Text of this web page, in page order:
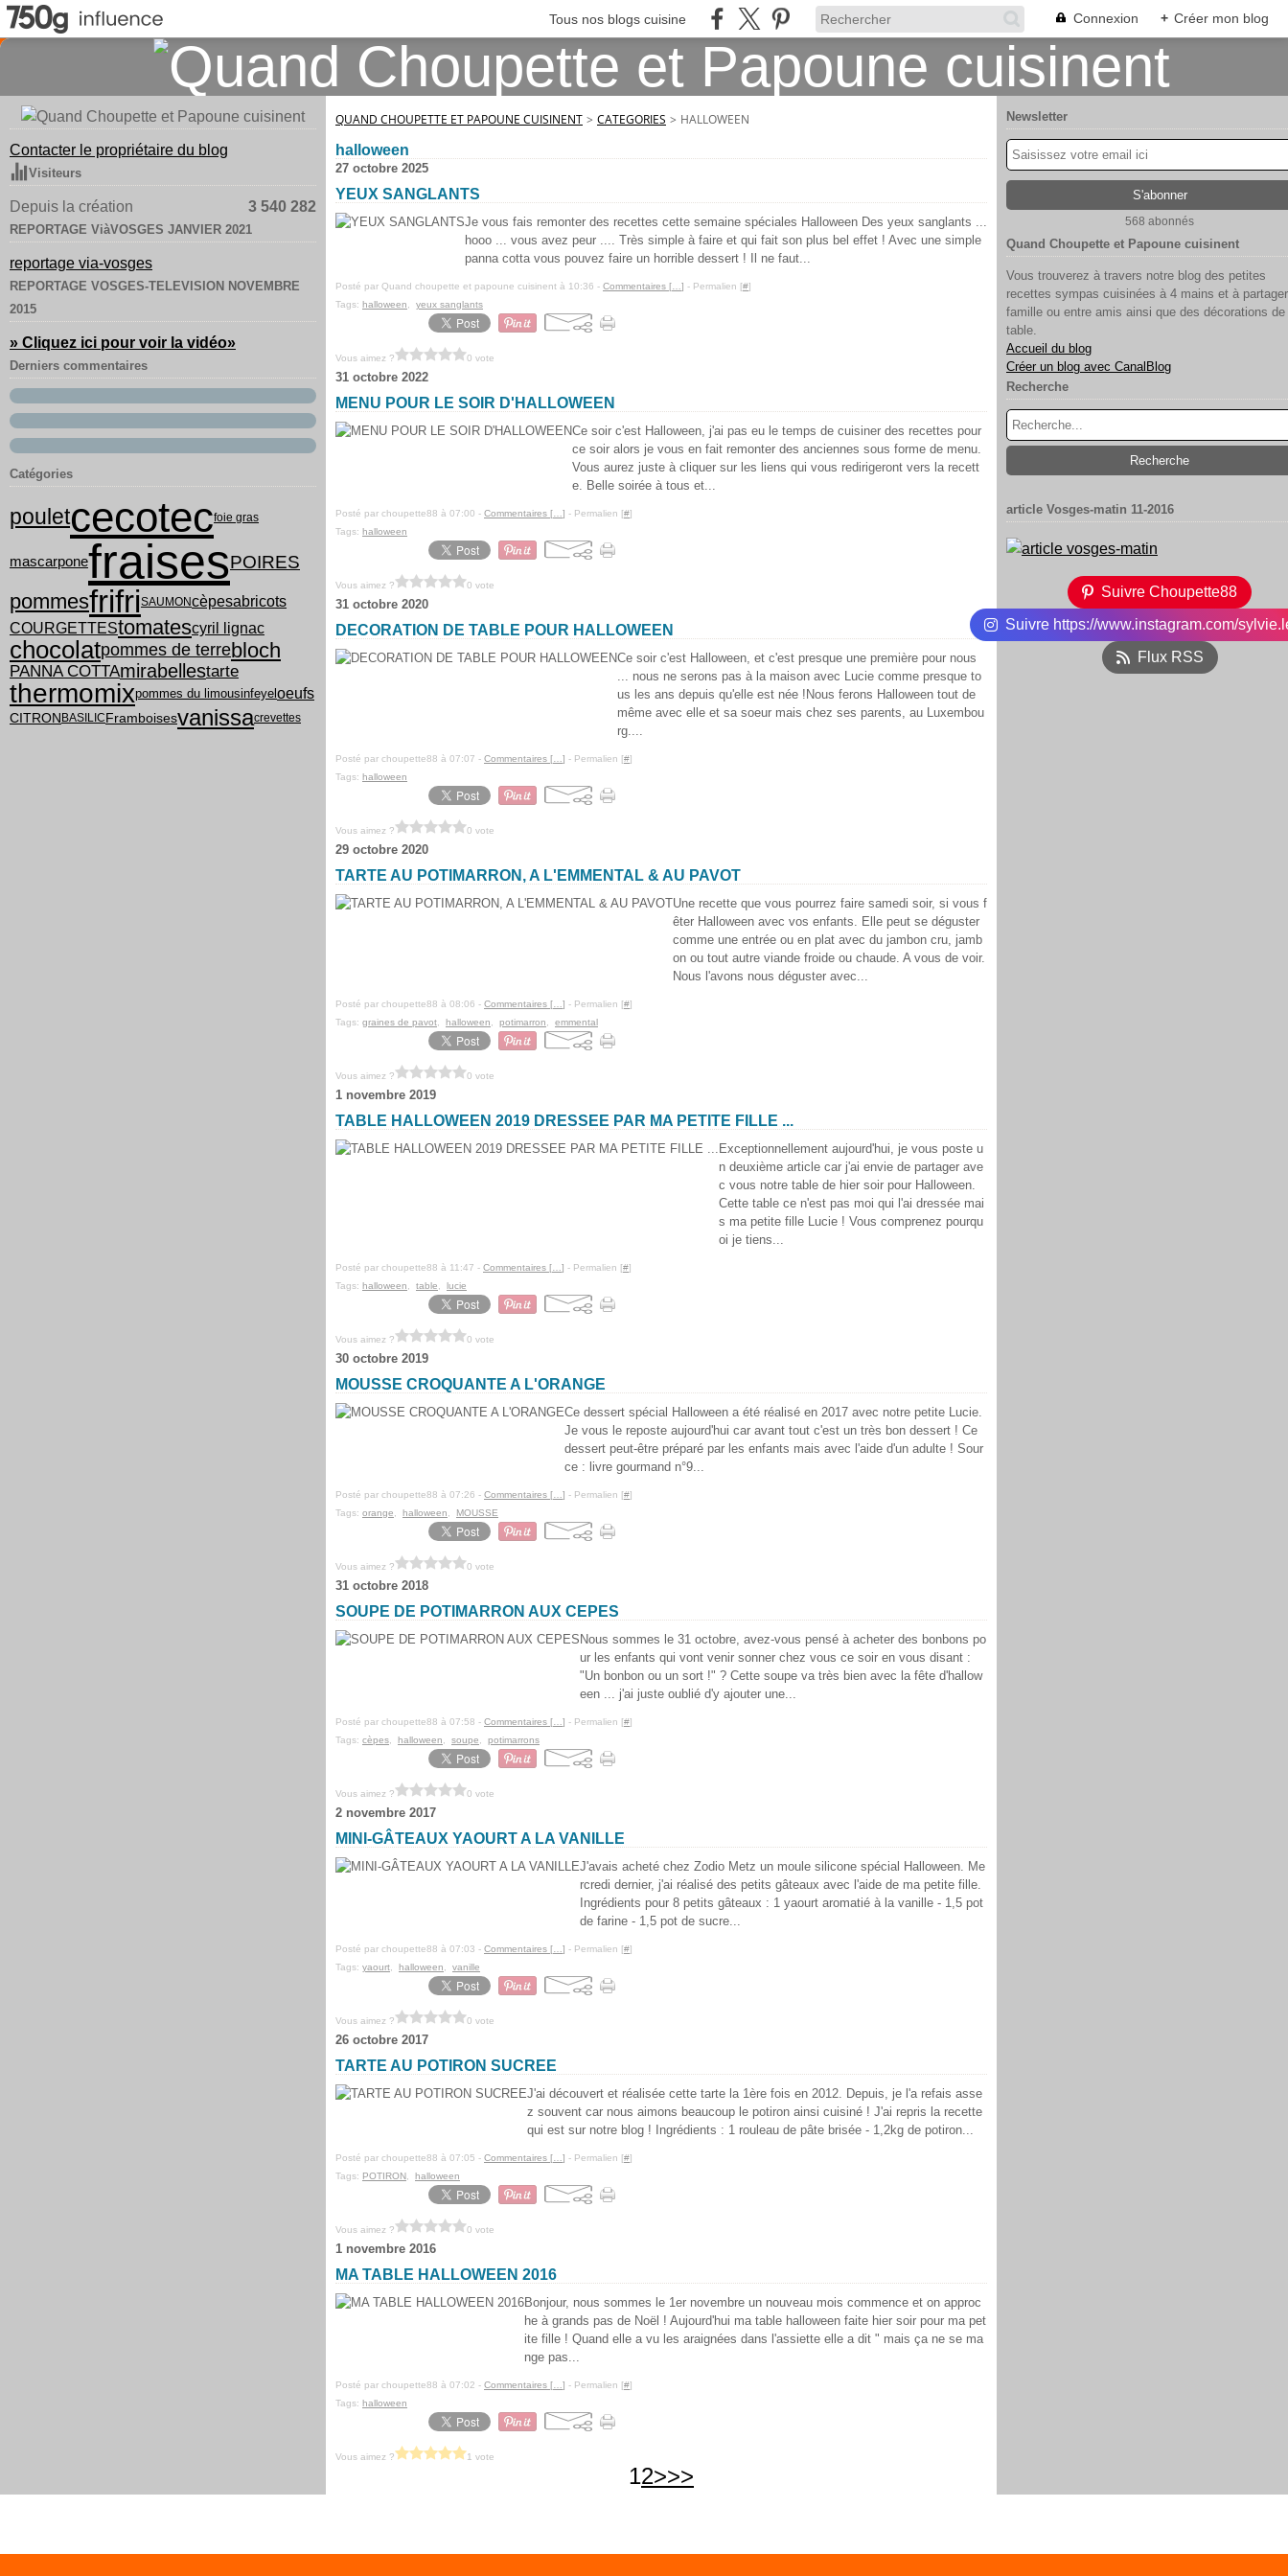
Tous nos blogs cuisine Connexion + Créer mon blog
Contacter le propriétaire du blog
Visiteurs
Depuis la création 3 540 282
REPORTAGE ViàVOSGES JANVIER 2021
reportage via-vosges
REPORTAGE VOSGES-TELEVISION NOVEMBRE
2015
» Cliquez ici pour voir la vidéo»
Derniers commentaires
Catégories
pouletcecotecfoie gras
mascarponefraisesPOIRES
pommesfrifriSAUMONcèpesabricots
COURGETTEStomatescyril lignac
chocolatpommes de terrebloch
PANNA COTTAmirabellestarte
thermomixpommes du limousinfeyeloeufs
CITRON BASILICFramboisesvanissacrevettes
QUAND CHOUPETTE ET PAPOUNE CUISINENT > CATEGORIES > HALLOWEEN
halloween
27 octobre 2025
YEUX SANGLANTS
Je vous fais remonter des recettes cette semaine spéciales Halloween Des yeux sanglants ...
hooo ... vous avez peur .... Très simple à faire et qui fait son plus bel effet ! Avec une simple
panna cotta vous pouvez faire un horrible dessert ! Il ne faut...
Posté par Quand choupette et papoune cuisinent à 10:36 - Commentaires [ ] - Permalien [#]
Tags: halloween yeux sanglants
Vous aimez ? 0 vote
31 octobre 2022
MENU POUR LE SOIR D'HALLOWEEN
Ce soir c'est Halloween, j'ai pas eu le temps de cuisiner des recettes pour
ce soir alors je vous en fait remonter des anciennes sous forme de menu.
Vous aurez juste à cliquer sur les liens qui vous redirigeront vers la recett
e. Belle soirée à tous et...
Posté par choupette88 à 07:00 - Commentaires [ ] - Permalien [#]
Tags: halloween
Vous aimez ? 0 vote
31 octobre 2020
DECORATION DE TABLE POUR HALLOWEEN
Ce soir c'est Halloween, et c'est presque une première pour nous
... nous ne serons pas à la maison avec Lucie comme presque to
us les ans depuis qu'elle est née !Nous ferons Halloween tout de
même avec elle et sa soeur mais chez ses parents, au Luxembou
rg....
Posté par choupette88 à 07:07 - Commentaires [ ] - Permalien [#]
Tags: halloween
Vous aimez ? 0 vote
29 octobre 2020
TARTE AU POTIMARRON, A L'EMMENTAL & AU PAVOT
Une recette que vous pourrez faire samedi soir, si vous f
êter Halloween avec vos enfants. Elle peut se déguster
comme une entrée ou en plat avec du jambon cru, jamb
on ou tout autre viande froide ou chaude. A vous de voir.
Nous l'avons nous déguster avec...
Posté par choupette88 à 08:06 - Commentaires [ ] - Permalien [#]
Tags: graines de pavot halloween potimarron emmental
Vous aimez ? 0 vote
1 novembre 2019
TABLE HALLOWEEN 2019 DRESSEE PAR MA PETITE FILLE ...
Exceptionnellement aujourd'hui, je vous poste u
n deuxième article car j'ai envie de partager ave
c vous notre table de hier soir pour Halloween.
Cette table ce n'est pas moi qui l'ai dressée mai
s ma petite fille Lucie ! Vous comprenez pourqu
oi je tiens...
Posté par choupette88 à 11:47 - Commentaires [ ] - Permalien [#]
Tags: halloween table lucie
Vous aimez ? 0 vote
30 octobre 2019
MOUSSE CROQUANTE A L'ORANGE
Ce dessert spécial Halloween a été réalisé en 2017 avec notre petite Lucie.
Je vous le reposte aujourd'hui car avant tout c'est un très bon dessert ! Ce
dessert peut-être préparé par les enfants mais avec l'aide d'un adulte ! Sour
ce : livre gourmand n°9...
Posté par choupette88 à 07:26 - Commentaires [ ] - Permalien [#]
Tags: orange halloween MOUSSE
Vous aimez ? 0 vote
31 octobre 2018
SOUPE DE POTIMARRON AUX CEPES
Nous sommes le 31 octobre, avez-vous pensé à acheter des bonbons po
ur les enfants qui vont venir sonner chez vous ce soir en vous disant :
"Un bonbon ou un sort !" ? Cette soupe va très bien avec la fête d'hallow
een ... j'ai juste oublié d'y ajouter une...
Posté par choupette88 à 07:58 - Commentaires [ ] - Permalien [#]
Tags: cèpes halloween soupe potimarrons
Vous aimez ? 0 vote
2 novembre 2017
MINI-GÂTEAUX YAOURT A LA VANILLE
J'avais acheté chez Zodio Metz un moule silicone spécial Halloween. Me
rcredi dernier, j'ai réalisé des petits gâteaux avec l'aide de ma petite fille.
Ingrédients pour 8 petits gâteaux : 1 yaourt aromatié à la vanille - 1,5 pot
de farine - 1,5 pot de sucre...
Posté par choupette88 à 07:03 - Commentaires [ ] - Permalien [#]
Tags: yaourt halloween vanille
Vous aimez ? 0 vote
26 octobre 2017
TARTE AU POTIRON SUCREE
J'ai découvert et réalisée cette tarte la 1ère fois en 2012. Depuis, je l'a refais asse
z souvent car nous aimons beaucoup le potiron ainsi cuisiné ! J'ai repris la recette
qui est sur notre blog ! Ingrédients : 1 rouleau de pâte brisée - 1,2kg de potiron...
Posté par choupette88 à 07:05 - Commentaires [ ] - Permalien [#]
Tags: POTIRON halloween
Vous aimez ? 0 vote
1 novembre 2016
MA TABLE HALLOWEEN 2016
Bonjour, nous sommes le 1er novembre un nouveau mois commence et on approc
he à grands pas de Noël ! Aujourd'hui ma table halloween faite hier soir pour ma pet
ite fille ! Quand elle a vu les araignées dans l'assiette elle a dit " mais ça ne se ma
nge pas...
Posté par choupette88 à 07:02 - Commentaires [ ] - Permalien [#]
Tags: halloween
Vous aimez ? 1 vote
12>>>
Newsletter
568 abonnés
Quand Choupette et Papoune cuisinent
Vous trouverez à travers notre blog des petites
recettes sympas cuisinées à 4 mains et à
famille ou entre amis ainsi que des décorations de
table.
Accueil du blog
Créer un blog avec CanalBlog
Recherche
article Vosges-matin 11-2016
Suivre Choupette88
Suivre https://www.instagram.com/
Flux RSS